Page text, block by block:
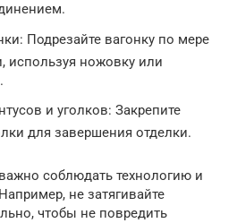
Подрезайте вагонку по мере
используя ножовку или
и уголков: Закрепите
для завершения отделки.
соблюдать технологию и
не затягивайте
чтобы не повредить